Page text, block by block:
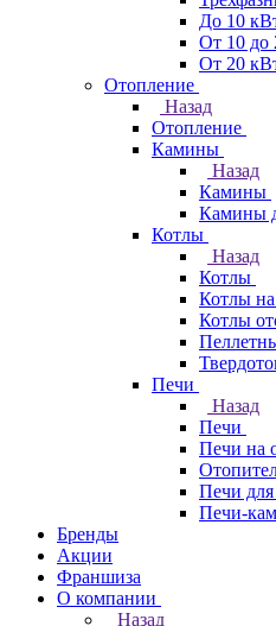
До 10
От 10 до
От 20
Отопление
Назад
Отопление
Камины
Назад
Камины
Камины
Котлы
Назад
Котлы
Котлы на
Котлы
Печи
Назад
Печи
Печи на
Печи
Печи-
Бренды
Акции
Франшиза
О компании
Назад